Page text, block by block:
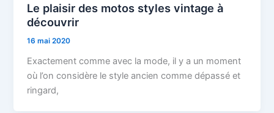
Le plaisir des motos styles vintage à
découvrir
16 mai 2020
Exactement comme avec la mode, il y a un moment
où l’on considère le style ancien comme dépassé et
ringard,